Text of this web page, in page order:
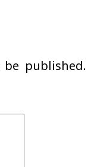
published.